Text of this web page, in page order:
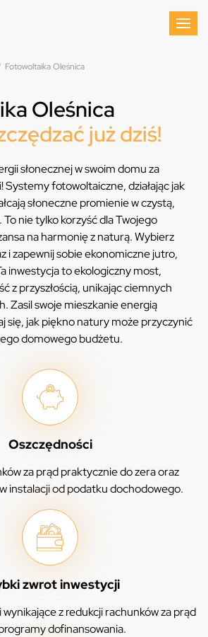
Fotowoltaika Oleśnica
Oleśnica
już dziś!
słonecznej w swoim domu za
fotowoltaiczne, działając jak
słoneczne promienie w czystą,
nie tylko korzyść dla Twojego
na harmonię z naturą. Wybierz
i zapewnij sobie ekonomiczne jutro,
inwestycja to ekologiczny most,
z przyszłością, unikając ciemnych
Zasil swoje mieszkanie energią
się, jak piękno natury może przyczynić
domowego budżetu.
Oszczędności
za prąd praktycznie do zera oraz
instalacji od podatku dochodowego.
zwrot inwestycji
z redukcji rachunków za prąd
dofinansowania.